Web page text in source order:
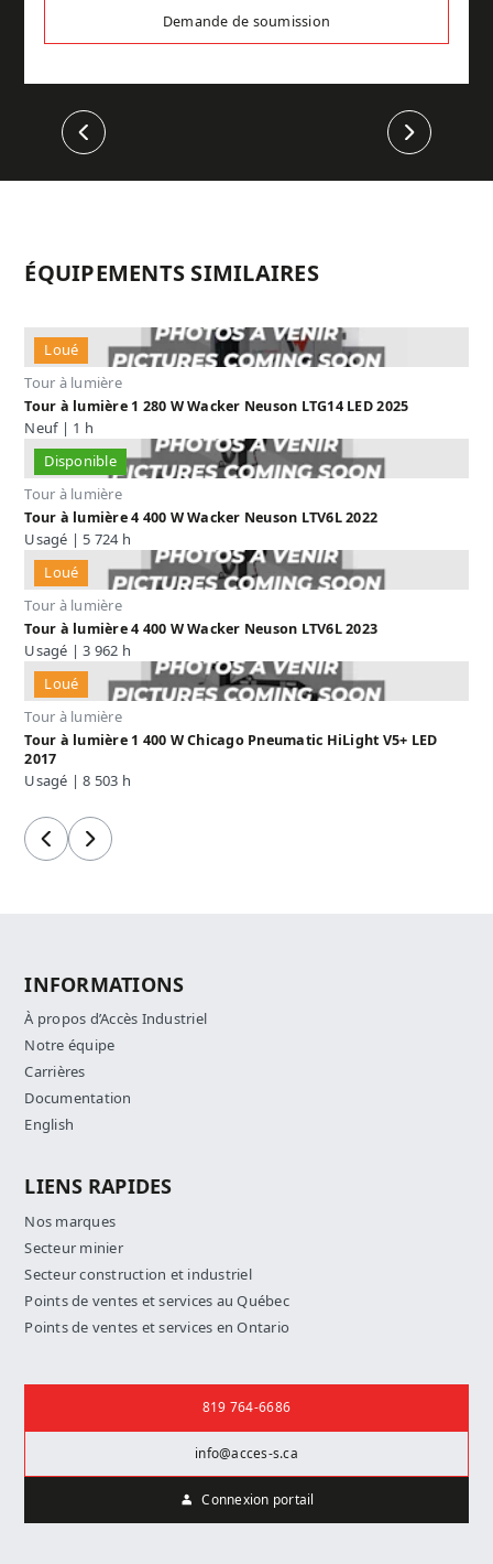
Demande de soumission
Précédent Suivant
ÉQUIPEMENTS SIMILAIRES
Loué
Tour à lumière
Tour à lumière 1 280 W Wacker Neuson LTG14 LED 2025
Neuf | 1 h
Disponible
Tour à lumière
Tour à lumière 4 400 W Wacker Neuson LTV6L 2022
Usagé | 5 724 h
Loué
Tour à lumière
Tour à lumière 4 400 W Wacker Neuson LTV6L 2023
Usagé | 3 962 h
Loué
Tour à lumière
Tour à lumière 1 400 W Chicago Pneumatic HiLight V5+ LED
2017
Usagé | 8 503 h
PrécédentSuivant
INFORMATIONS
À propos d’Accès Industriel
Notre équipe
Carrières
Documentation
English
LIENS RAPIDES
Nos marques
Secteur minier
Secteur construction et industriel
Points de ventes et services au Québec
Points de ventes et services en Ontario
819 764-6686
info@acces-s.ca
Connexion portail